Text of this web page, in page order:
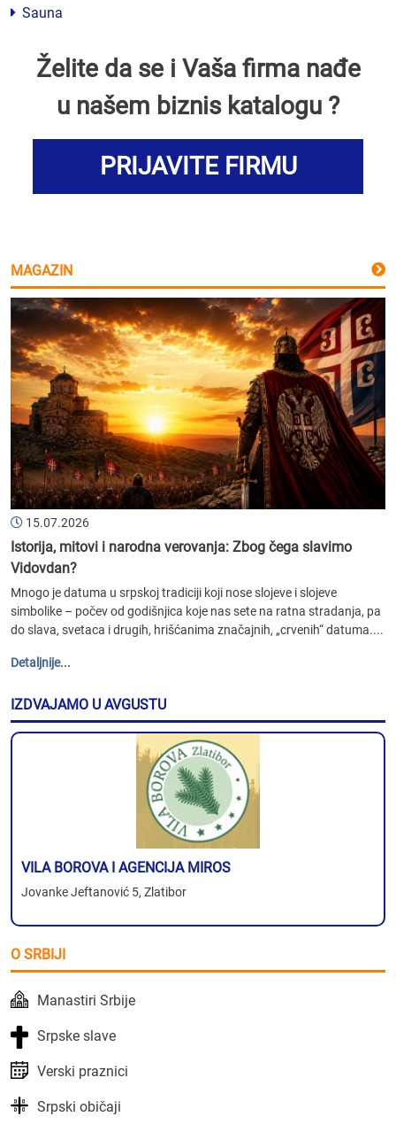
Sauna
Želite da se i Vaša firma nađe
u našem biznis katalogu ?
PRIJAVITE FIRMU
MAGAZIN
15.07.2026
Istorija, mitovi i narodna verovanja: Zbog čega slavimo
Vidovdan?
Mnogo je datuma u srpskoj tradiciji koji nose slojeve i slojeve
simbolike – počev od godišnjica koje nas sete na ratna stradanja, pa
do slava, svetaca i drugih, hrišćanima značajnih, „crvenih“ datuma....
Detaljnije...
IZDVAJAMO U AVGUSTU
VILA BOROVA I AGENCIJA MIROS
Jovanke Jeftanović 5, Zlatibor
O SRBIJI
Manastiri Srbije
Srpske slave
Verski praznici
Srpski običaji